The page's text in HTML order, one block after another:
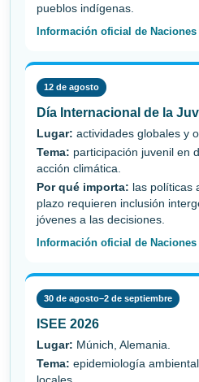
pueblos indígenas.
Información oficial de
12 de agosto
Día Internacional de la
Lugar: actividades globales y
Tema: participación juvenil en
acción climática.
Por qué importa: las políticas
plazo requieren inclusión
jóvenes a las decisiones.
Información oficial de
30 de agosto–2 de septiembre
ISEE 2026
Lugar: Múnich, Alemania.
Tema: epidemiología